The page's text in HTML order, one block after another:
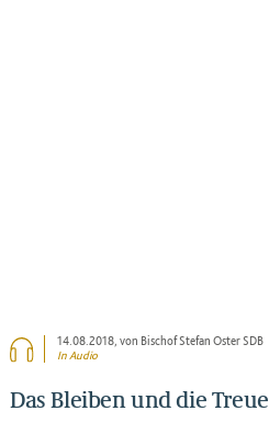
14.08.2018, von Bischof Stefan Oster SDB
In Audio
Das Bleiben und die Treue